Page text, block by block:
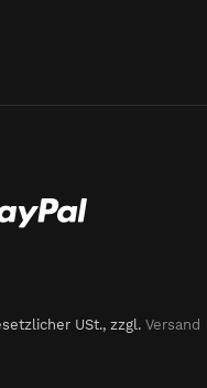
USt., zzgl. Versand